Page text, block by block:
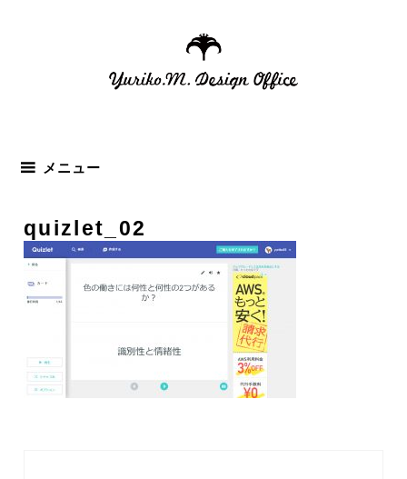
ス
メニュー
quizlet_02